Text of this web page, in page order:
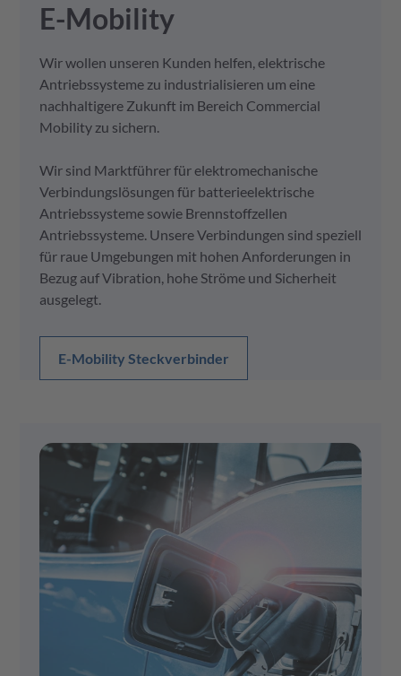
E-Mobility
Wir wollen unseren Kunden helfen, elektrische
Antriebssysteme zu industrialisieren um eine
nachhaltigere Zukunft im Bereich Commercial
Mobility zu sichern.
Wir sind Marktführer für elektromechanische
Verbindungslösungen für batterieelektrische
Antriebssysteme sowie Brennstoffzellen
Antriebssysteme. Unsere Verbindungen sind speziell
für raue Umgebungen mit hohen Anforderungen in
Bezug auf Vibration, hohe Ströme und Sicherheit
ausgelegt.
E-Mobility Steckverbinder